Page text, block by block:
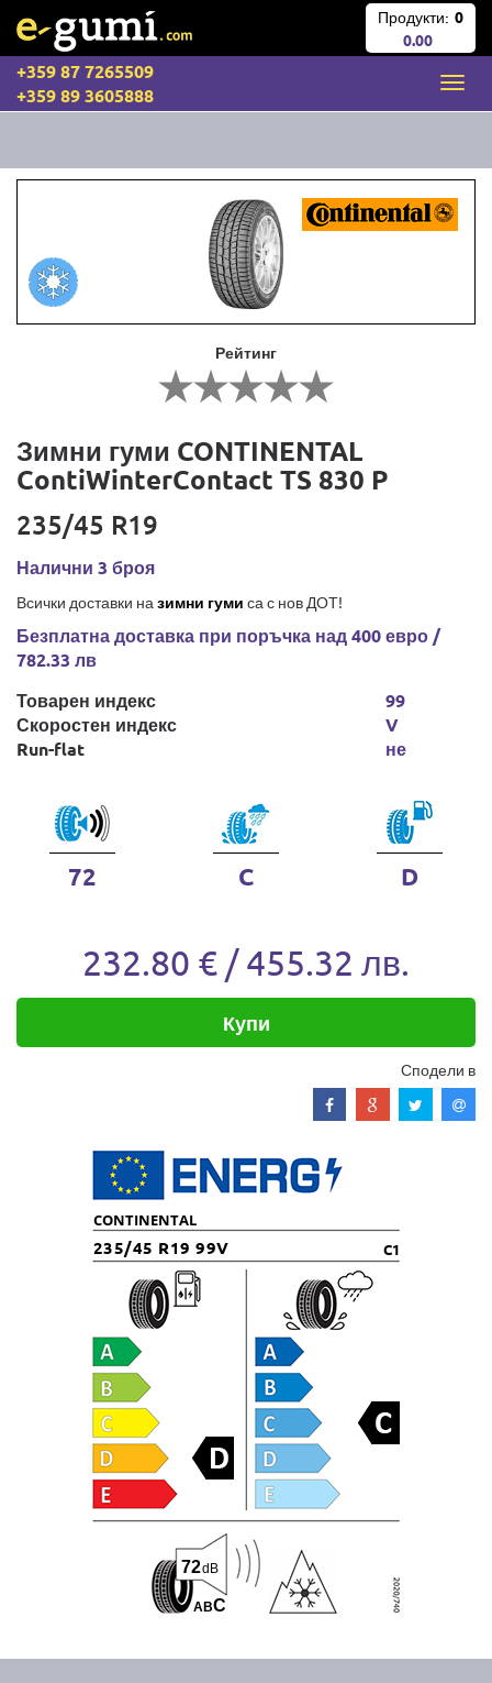
Продукти: 0
0.00
+359 87 7265509
+359 89 3605888
Рейтинг
Зимни гуми CONTINENTAL
ContiWinterContact TS 830 P
235/45 R19
Налични 3 броя
Всички доставки на зимни гуми са с нов ДОТ!
Безплатна доставка при поръчка над 400 евро /
782.33 лв
Товарен индекс
Скоростен индекс
Run-flat
99
V
не
72 C D
232.80 € / 455.32 лв.
Купи
Сподели в
CONTINENTAL
235/45 R19 99V C1
ABC
72dB